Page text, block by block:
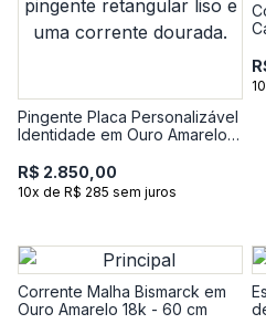
Pingente Placa Personalizável
Identidade em Ouro Amarelo
R$ 2.850,00
10x de R$ 285 sem juros
Corrente Malha Bismarck em
Ouro Amarelo 18k - 60 cm